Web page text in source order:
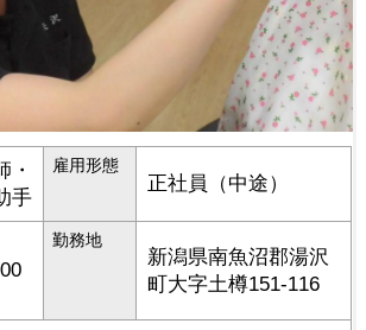
・
手
雇用形態
正社員（中途）
勤務地
新潟県南魚沼郡湯沢
町大字土樽151-116